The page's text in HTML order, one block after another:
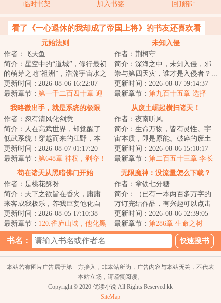
临时书架 加入书签 回顶部↑
看了《一心退休的我却成了帝国上将》的书友还喜欢看
元始法则
作者：飞天鱼
简介：星空中的“道城”，修行最初
的萌芽之地“祖洲”，浩瀚宇宙水之
起源“神仓古泽”，虚暗禁区“战斧
座...
更新时间：2026-08-06 16:22:07
最新章节： 第一千二百四十章 迎
战姜难
未知入侵
作者：荆柯守
简介：深海之中，未知入侵，邪
崇与第四天灾，谁才是入侵者？...
更新时间：2026-08-07 09:14:37
最新章节： 第九百十五章 选择
我略微出手，就是系统的极限
作者：忽有清风化剑意
简介：人在高武世界，却觉醒了
低武系统！穿越而来的江野，本
已经对金手指彻底失望。没想
到......只要获得...
更新时间：2026-08-07 01:17:20
最新章节： 第648章 神权，剥夺！
（二合一求月票）
从废土崛起横扫诸天！
作者：夜南听风
简介：生命万物，皆有灵性。宇
宙本质，即是原能。破碎的废土
上，充斥着辐射与畸变，浩瀚的
星河中，是无尽...
更新时间：2026-08-06 15:10:17
最新章节： 第二百五十三章 李长
林的茫然
苟在诸天从黑暗佛门开始
作者：是桃花酥呀
简介：天下之欲皆在香火，庸庸
来客成我极乐，养我巨妄他化自
在，然后...造妖，分魔，为佛！李
玄一头栽入...
更新时间：2026-08-05 17:10:38
最新章节： 120.雀庐山域，他化黑
天地藏（5.7K字-求订阅）
无限魔神：没流量怎么下载？
作者：拿铁七分糖
简介：（已有一本两百多万字的
万订完结作品，有兴趣可以点击
主页）这是一个表面普通的世
界，与前世并无不...
更新时间：2026-08-06 02:39:05
最新章节： 第286章 生命之树
【三】
书名：
本站若有图片广告属于第三方接入，非本站所为，广告内容与本站无关，不代表
本站立场，请谨慎阅读。
Copyright © 2020 优读小说 All Rights Reserved.kk
SiteMap